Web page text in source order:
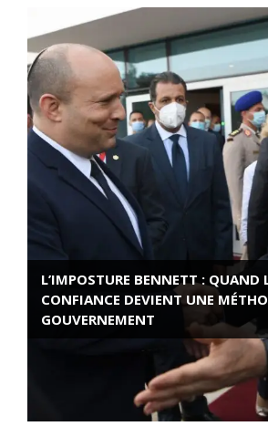
L’IMPOSTURE BENNETT : QUAND
CONFIANCE DEVIENT UNE
GOUVERNEMENT
ROSE VALLAND, HEROÏNE DE LA